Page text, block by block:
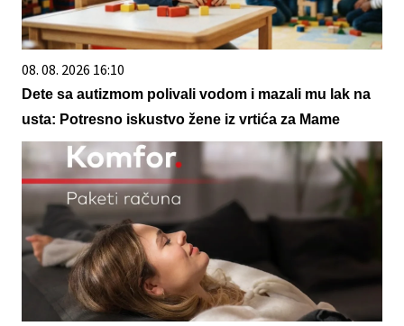
08. 08. 2026 16:10
Dete sa autizmom polivali vodom i mazali mu lak na
usta: Potresno iskustvo žene iz vrtića za Mame